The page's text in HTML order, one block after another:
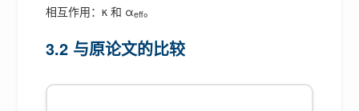
相互作用：κ 和 αeff。
3.2 与原论文的比较